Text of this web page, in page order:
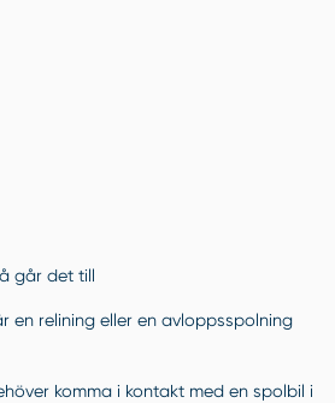
går det till
en relining eller en avloppsspolning
komma i kontakt med en spolbil i